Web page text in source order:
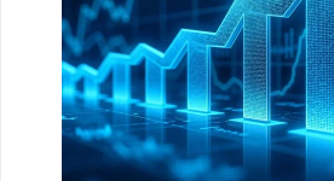
Принц
Гарри
Фото:
Marco